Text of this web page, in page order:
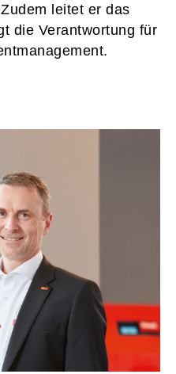
leitet er das
die Verantwortung für